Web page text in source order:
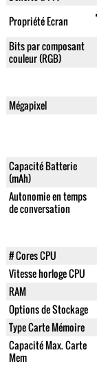
Propriété Ecran
Bits par composant
couleur (RGB)
Mégapixel
Capacité Batterie
(mAh)
Autonomie en temps
de conversation
# Cores CPU
Vitesse horloge CPU
RAM
Options de Stockage
Type Carte Mémoire
Capacité Max. Carte
Mem